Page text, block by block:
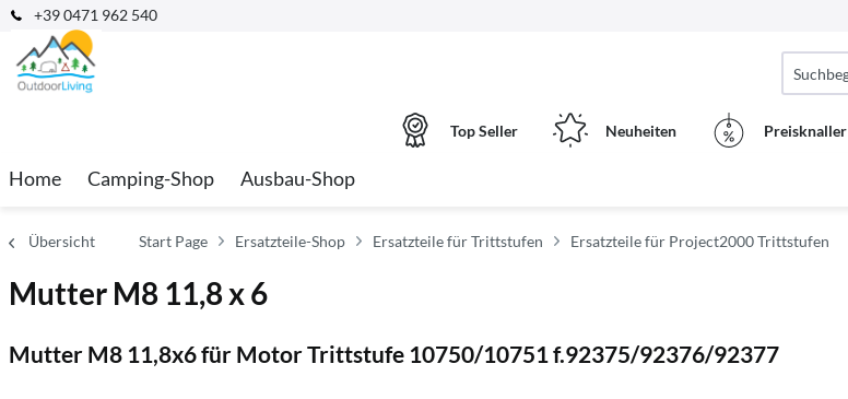
+39 0471 962 540
Top Seller Neuheiten Preisknaller
Home Camping-Shop Ausbau-Shop
Übersicht Start Page Ersatzteile-Shop Ersatzteile für Trittstufen Ersatzteile für Project2000 Trittstufen
Mutter M8 11,8 x 6
Mutter M8 11,8x6 für Motor Trittstufe 10750/10751 f.92375/92376/92377